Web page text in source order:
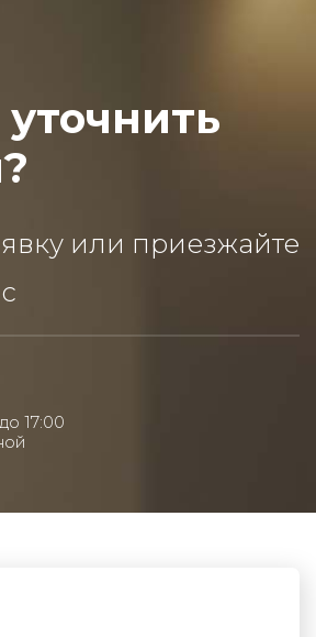
или приезжайте
17:00